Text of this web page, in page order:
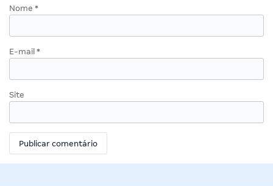
Nome *
E-mail *
Site